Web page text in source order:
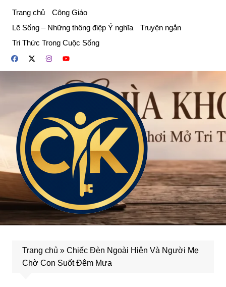
phần
dung
Trang chủ
Công Giáo
Lẽ Sống – Những thông điệp Ý nghĩa
Truyện ngắn
Tri Thức Trong Cuộc Sống
Trang chủ » Chiếc Đèn Ngoài Hiên Và Người Mẹ
Chờ Con Suốt Đêm Mưa